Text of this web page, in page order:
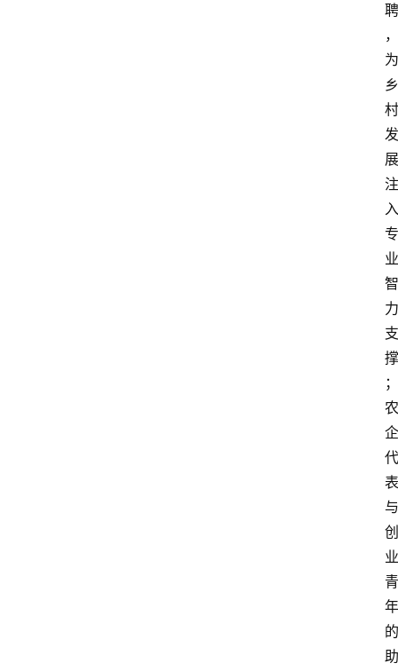
聘
，
为
乡
村
发
展
注
入
专
业
智
力
支
撑
；
农
企
代
表
与
创
业
青
年
的
助